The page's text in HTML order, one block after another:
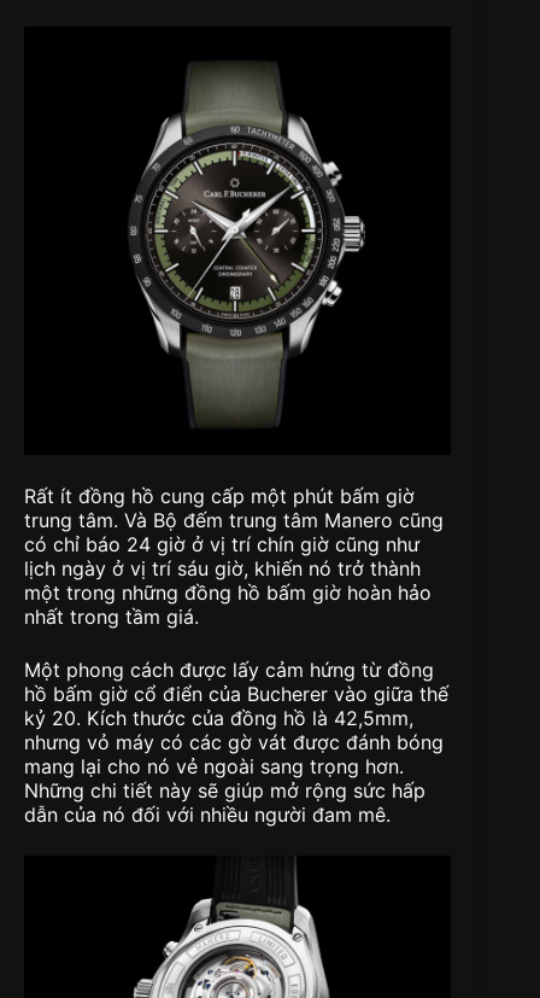
Rất ít đồng hồ cung cấp một phút bấm giờ
trung tâm. Và Bộ đếm trung tâm Manero cũng
có chỉ báo 24 giờ ở vị trí chín giờ cũng như
lịch ngày ở vị trí sáu giờ, khiến nó trở thành
một trong những đồng hồ bấm giờ hoàn hảo
nhất trong tầm giá.
Một phong cách được lấy cảm hứng từ đồng
hồ bấm giờ cổ điển của Bucherer vào giữa thế
kỷ 20. Kích thước của đồng hồ là 42,5mm,
nhưng vỏ máy có các gờ vát được đánh bóng
mang lại cho nó vẻ ngoài sang trọng hơn.
Những chi tiết này sẽ giúp mở rộng sức hấp
dẫn của nó đối với nhiều người đam mê.